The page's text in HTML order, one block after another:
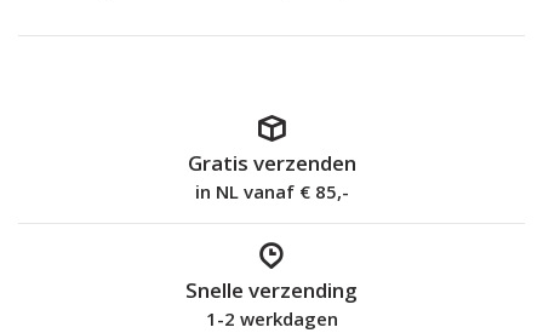
Gratis verzenden
in NL vanaf € 85,-
Snelle verzending
1-2 werkdagen